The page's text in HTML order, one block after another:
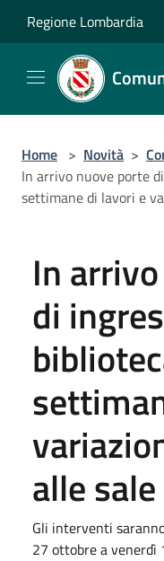
Regione Lombardia
Home > Novità >
In arrivo nuove porte
settimane di lavori e
In
di
alle sale
Gli interventi
27 ottobre a venerdì